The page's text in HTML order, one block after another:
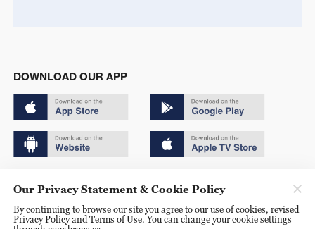
DOWNLOAD OUR APP
京ICP备20000184号
京公网安备 11010502050052号
Our Privacy Statement & Cookie Policy
By continuing to browse our site you agree to our use of cookies, revised
Privacy Policy and Terms of Use. You can change your cookie settings